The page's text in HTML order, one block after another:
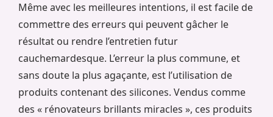
Même avec les meilleures intentions, il est facile de
commettre des erreurs qui peuvent gâcher le
résultat ou rendre l’entretien futur
cauchemardesque. L’erreur la plus commune, et
sans doute la plus agaçante, est l’utilisation de
produits contenant des silicones. Vendus comme
des « rénovateurs brillants miracles », ces produits